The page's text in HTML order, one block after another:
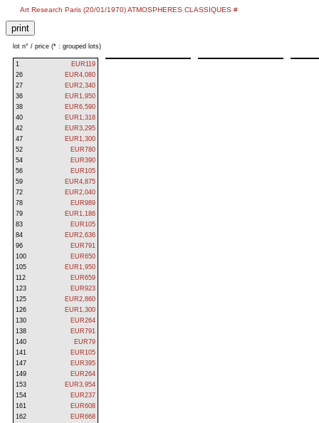
Art Research Paris (20/01/1970) ATMOSPHERES CLASSIQUES #
lot n° / price (* : grouped lots)
1
EUR119
26
EUR4,080
27
EUR2,340
36
EUR1,950
38
EUR6,590
40
EUR1,318
42
EUR3,295
47
EUR1,300
52
EUR780
54
EUR390
56
EUR105
59
EUR4,875
72
EUR2,040
78
EUR989
79
EUR1,186
83
EUR105
84
EUR2,636
96
EUR791
100
EUR650
105
EUR1,950
112
EUR659
123
EUR923
125
EUR2,860
126
EUR1,300
130
EUR264
138
EUR791
140
EUR79
141
EUR105
147
EUR395
149
EUR264
153
EUR3,954
154
EUR237
161
EUR608
162
EUR668